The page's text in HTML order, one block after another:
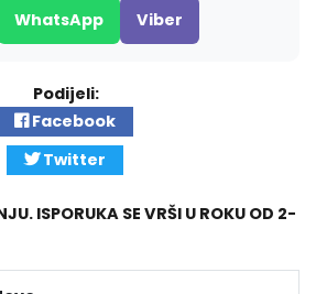
WhatsApp Viber
Podijeli:
Facebook
Twitter
ISPORUKA SE VRŠI U ROKU OD 2-